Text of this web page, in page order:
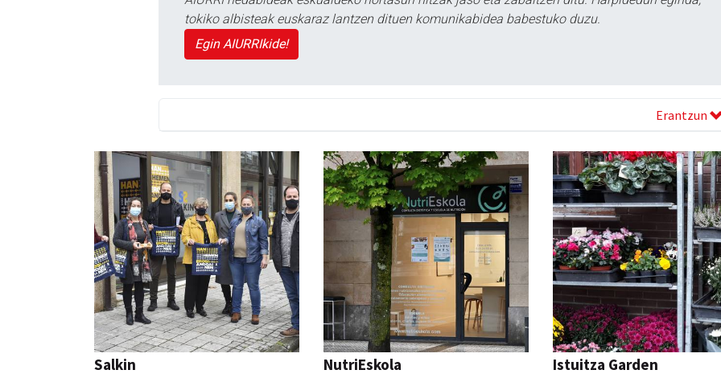
tokiko albisteak euskaraz lantzen dituen komunikabidea babestuko duzu.
Egin AIURRIkide!
Erantzun
Salkin NutriEskola Istuitza Garden